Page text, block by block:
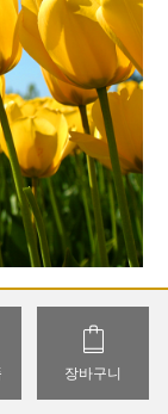
장바구니